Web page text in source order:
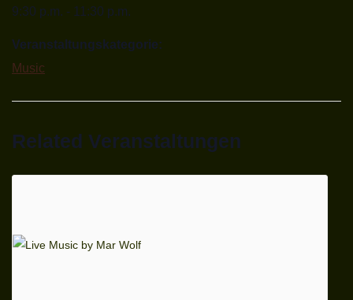
9:30 p.m. - 11:30 p.m.
Veranstaltungskategorie:
Music
Related Veranstaltungen